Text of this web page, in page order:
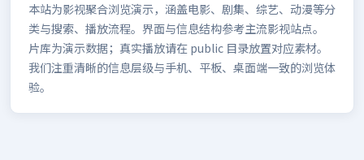
本站为影视聚合浏览演示，涵盖电影、剧集、综艺、动漫等分
类与搜索、播放流程。界面与信息结构参考主流影视站点。
片库为演示数据；真实播放请在 public 目录放置对应素材。
我们注重清晰的信息层级与手机、平板、桌面端一致的浏览体
验。